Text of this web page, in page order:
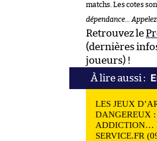
matchs. Les cotes
dépendance… Appelez
Retrouvez le
(dernières
joueurs) !
LES JEUX
DANGEREUX
ADDICTION…
SERVICE.FR